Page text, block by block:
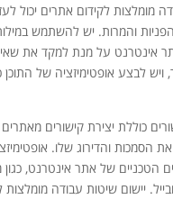
מומלצות לקידום אתרים יכול
והמרות. יש להשתמש
אינטרנט על מנת למקד את
ויש לבצע אופטימיזציה של
כוללת יצירת קישורים
הסמכות והדירוג שלו.
הטכניים של אתר אינטרנט, כגון
יישום שיטות עבודה